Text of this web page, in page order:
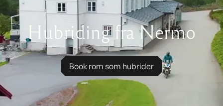
Hubriding fra Nermo
Book rom som hubrider